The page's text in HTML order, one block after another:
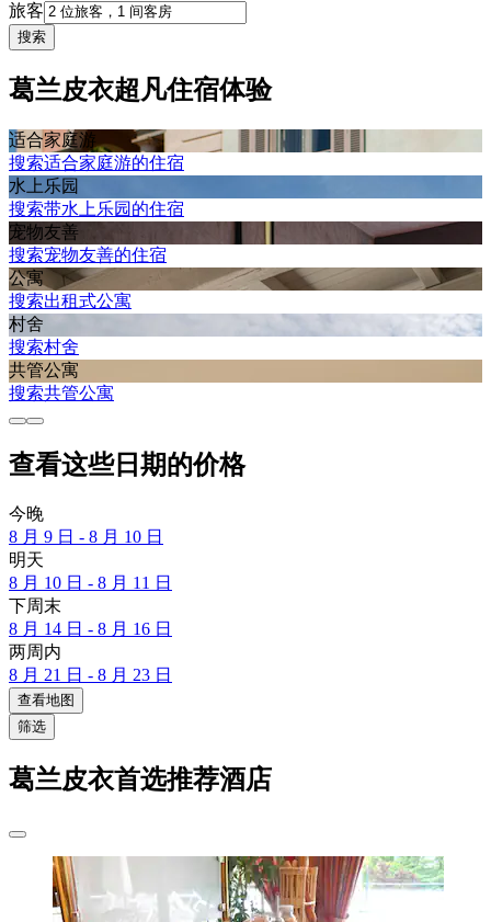
旅客
搜索
葛兰皮衣超凡住宿体验
适合家庭游
搜索适合家庭游的住宿
水上乐园
搜索带水上乐园的住宿
宠物友善
搜索宠物友善的住宿
公寓
搜索出租式公寓
村舍
搜索村舍
共管公寓
搜索共管公寓
查看这些日期的价格
今晚
8 月 9 日 - 8 月 10 日
明天
8 月 10 日 - 8 月 11 日
下周末
8 月 14 日 - 8 月 16 日
两周内
8 月 21 日 - 8 月 23 日
查看地图
筛选
葛兰皮衣首选推荐酒店